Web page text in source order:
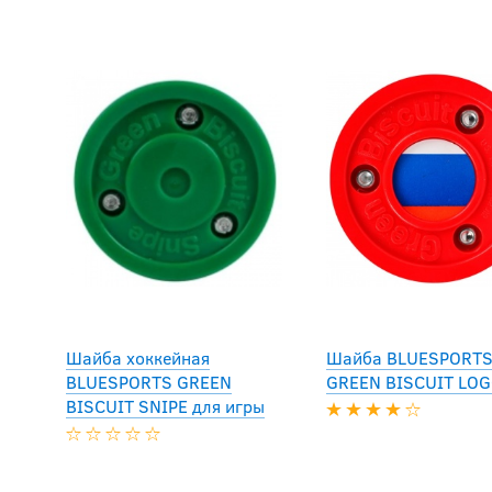
Шайба хоккейная
BLUESPORTS GREEN
BISCUIT SNIPE для игры
Шайба BLUESPORTS
GREEN BISCUIT